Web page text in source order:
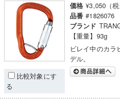
比較対象にす
る
価格 ¥3,050（税
品番 #1826076
ブランド
【重量】93g
ビレイ中のカラ
デル。